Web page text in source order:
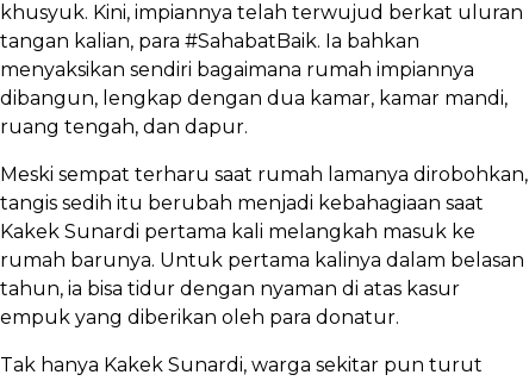
khusyuk. Kini, impiannya telah terwujud berkat uluran
tangan kalian, para #SahabatBaik. Ia bahkan
menyaksikan sendiri bagaimana rumah impiannya
dibangun, lengkap dengan dua kamar, kamar mandi,
ruang tengah, dan dapur.
Meski sempat terharu saat rumah lamanya dirobohkan,
tangis sedih itu berubah menjadi kebahagiaan saat
Kakek Sunardi pertama kali melangkah masuk ke
rumah barunya. Untuk pertama kalinya dalam belasan
tahun, ia bisa tidur dengan nyaman di atas kasur
empuk yang diberikan oleh para donatur.
Tak hanya Kakek Sunardi, warga sekitar pun turut